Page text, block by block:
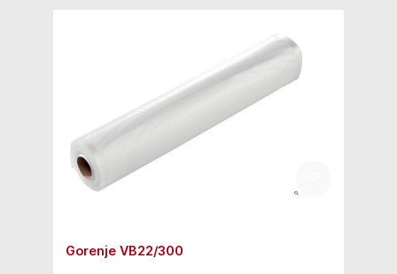
Gorenje VB22/300